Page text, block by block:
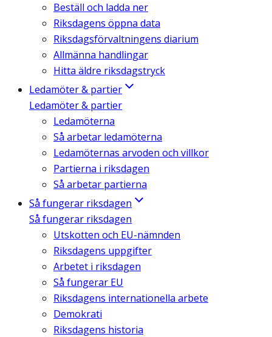
Beställ och ladda ner
Riksdagens öppna data
Riksdagsförvaltningens diarium
Allmänna handlingar
Hitta äldre riksdagstryck
Ledamöter & partier
Ledamöter & partier
Ledamöterna
Så arbetar ledamöterna
Ledamöternas arvoden och villkor
Partierna i riksdagen
Så arbetar partierna
Så fungerar riksdagen
Så fungerar riksdagen
Utskotten och EU-nämnden
Riksdagens uppgifter
Arbetet i riksdagen
Så fungerar EU
Riksdagens internationella arbete
Demokrati
Riksdagens historia